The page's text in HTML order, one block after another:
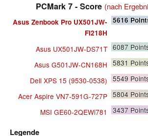
PCMark 7 - Score (nach
Asus Zenbook Pro UX501JW-
FI218H
5616
Asus UX501JW-DS71T 6087
Asus G501JW-CN168H 5831
Dell XPS 15 (9530-0538) 5549
Acer Aspire VN7-591G-727P 5804
MSI GE60-2QEWi781
3437
Legende